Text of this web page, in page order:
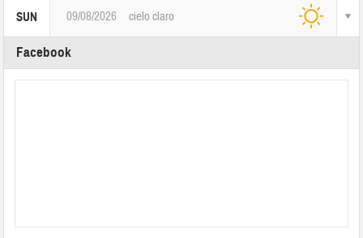
SUN 09/08/2026 cielo claro
Facebook